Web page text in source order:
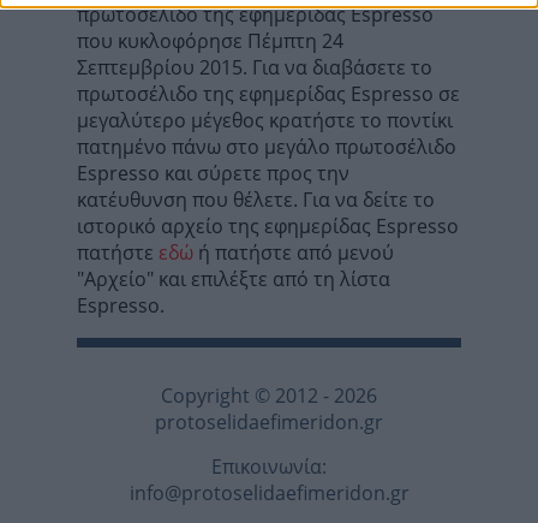
πρωτοσέλιδο της εφημερίδας Espresso
που κυκλοφόρησε Πέμπτη 24
Σεπτεμβρίου 2015. Για να διαβάσετε το
πρωτοσέλιδο της εφημερίδας Espresso σε
μεγαλύτερο μέγεθος κρατήστε το ποντίκι
πατημένο πάνω στο μεγάλο πρωτοσέλιδο
Espresso και σύρετε προς την
κατέυθυνση που θέλετε. Για να δείτε το
ιστορικό αρχείο της εφημερίδας Espresso
πατήστε εδώ ή πατήστε από μενού
"Αρχείο" και επιλέξτε από τη λίστα
Espresso.
Copyright © 2012 - 2026
protoselidaefimeridon.gr
Επικοινωνία:
info@protoselidaefimeridon.gr